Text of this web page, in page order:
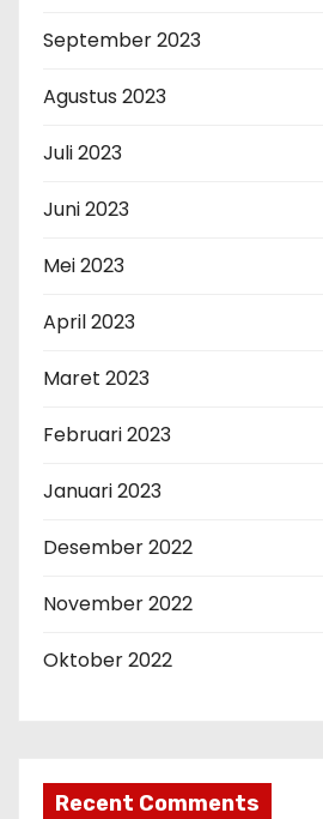
September 2023
Agustus 2023
Juli 2023
Juni 2023
Mei 2023
April 2023
Maret 2023
Februari 2023
Januari 2023
Desember 2022
November 2022
Oktober 2022
Recent Comments